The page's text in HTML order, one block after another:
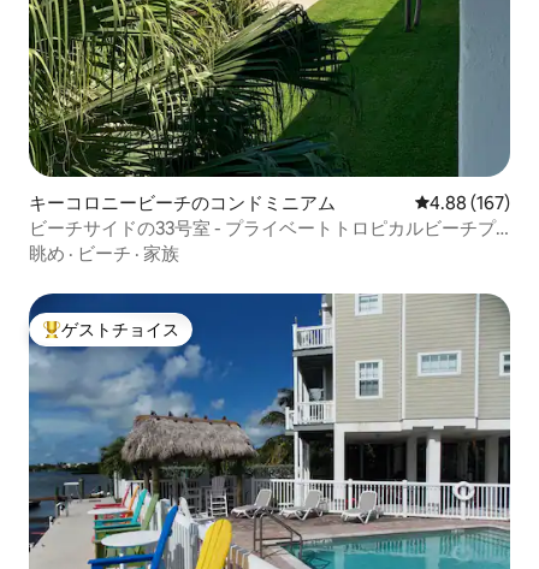
キーコロニービーチのコンドミニアム レビュー167
4.88 (167)
ビーチサイドの33号室 - プライベートトロピカルビーチプ
ラスプール
眺め · ビーチ · 家族
大好評のゲストチョイスです。
ゲストチョイス